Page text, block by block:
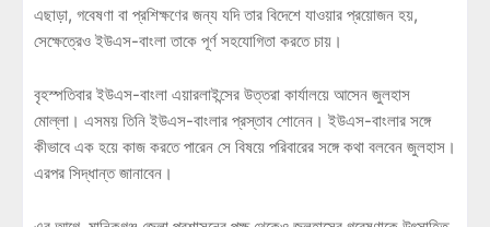
এছাড়া, গবেষণা বা প্রশিক্ষণের জন্য যদি তার বিদেশে যাওয়ার প্রয়োজন হয়,
সেক্ষেত্রেও ইউএস-বাংলা তাকে পূর্ণ সহযোগিতা করতে চায়।
বৃহস্পতিবার ইউএস-বাংলা এয়ারলাইন্সের উত্তরা কার্যালয়ে আসেন জুলহাস
মোল্লা। এসময় তিনি ইউএস-বাংলার প্রস্তাব শোনেন। ইউএস-বাংলার সঙ্গে
কীভাবে এক হয়ে কাজ করতে পারেন সে বিষয়ে পরিবারের সঙ্গে কথা বলবেন জুলহাস।
এরপর সিদ্ধান্ত জানাবেন।